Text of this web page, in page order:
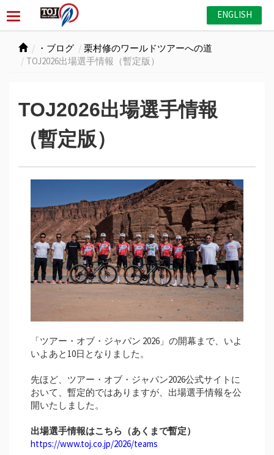
ENGLISH
・ブログ
栗村修のワールドツアーへの道
TOJ2026出場選手情報（暫定版）
TOJ2026出場選手情報
（暫定版）
「ツアー・オブ・ジャパン 2026」の開幕まで、いよ
いよあと10日となりました。
先ほど、ツアー・オブ・ジャパン2026公式サイトに
おいて、暫定的ではありますが、出場選手情報を公
開いたしました。
出場選手情報はこちら（あくまで暫定）
https://www.toj.co.jp/2026/teams